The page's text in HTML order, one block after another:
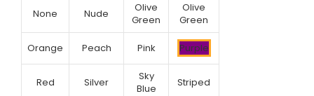
None Nude
Olive
Green
Olive
Green
Orange Peach Pink Purple
Red Silver
Sky
Blue
Striped